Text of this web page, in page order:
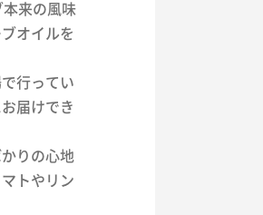
来の風味
オイルを
行ってい
届けでき
りの心地
トやリン